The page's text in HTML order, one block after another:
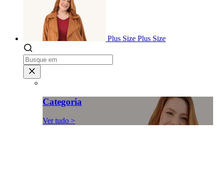
Plus Size Plus Size
Categoria
Ver tudo >